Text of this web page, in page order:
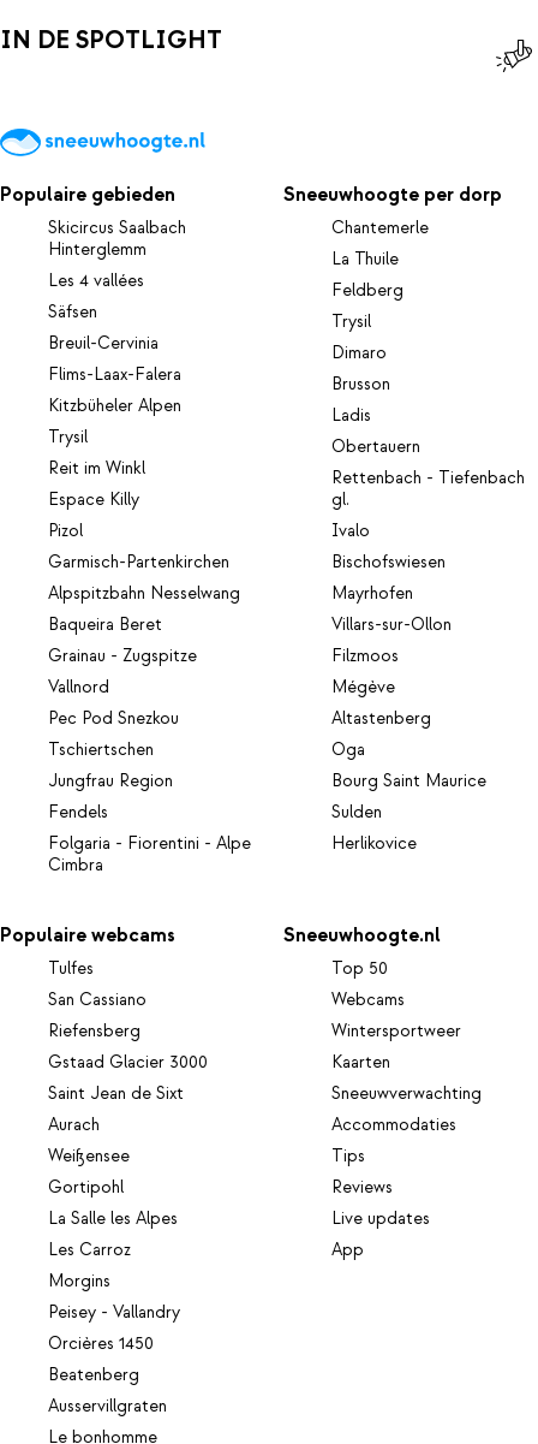
IN DE SPOTLIGHT
Populaire gebieden
Skicircus Saalbach
Hinterglemm
Les 4 vallées
Säfsen
Breuil-Cervinia
Flims-Laax-Falera
Kitzbüheler Alpen
Trysil
Reit im Winkl
Espace Killy
Pizol
Garmisch-Partenkirchen
Alpspitzbahn Nesselwang
Baqueira Beret
Grainau - Zugspitze
Vallnord
Pec Pod Snezkou
Tschiertschen
Jungfrau Region
Fendels
Folgaria - Fiorentini - Alpe
Cimbra
Sneeuwhoogte per dorp
Chantemerle
La Thuile
Feldberg
Trysil
Dimaro
Brusson
Ladis
Obertauern
Rettenbach - Tiefenbach
gl.
Ivalo
Bischofswiesen
Mayrhofen
Villars-sur-Ollon
Filzmoos
Mégève
Altastenberg
Oga
Bourg Saint Maurice
Sulden
Herlikovice
Populaire webcams
Tulfes
San Cassiano
Riefensberg
Gstaad Glacier 3000
Saint Jean de Sixt
Aurach
Weißensee
Gortipohl
La Salle les Alpes
Les Carroz
Morgins
Peisey - Vallandry
Orcières 1450
Beatenberg
Ausservillgraten
Le bonhomme
Sneeuwhoogte.nl
Top 50
Webcams
Wintersportweer
Kaarten
Sneeuwverwachting
Accommodaties
Tips
Reviews
Live updates
App